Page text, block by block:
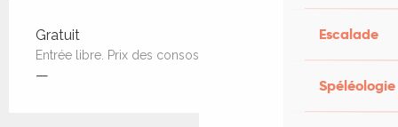
Escalade
Spéléologie
Tarifs 2026
Gratuit
Entrée libre. Prix des consos
—